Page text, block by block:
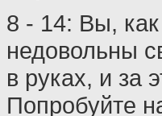
8 - 14: Вы,
недовольны
в руках, и за
Попробуйте